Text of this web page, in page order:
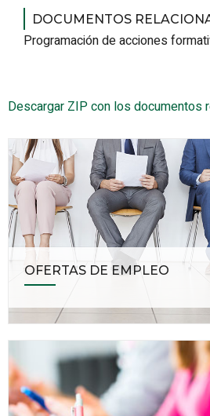
DOCUMENTOS
Programación de acciones
Descargar ZIP con los documentos
OFERTAS DE EMPLEO